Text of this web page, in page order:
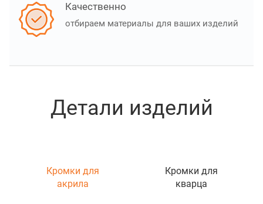
Качественно
отбираем материалы для ваших изделий
Детали изделий
Кромки для
акрила
Кромки для
кварца